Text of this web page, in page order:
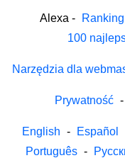
Alexa -
100
Narzędzia dla
Prywatność -
English - Español
Português -